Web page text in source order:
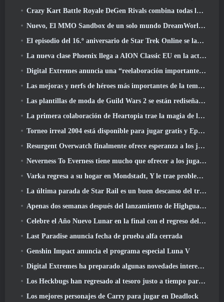
Crazy Kart Battle Royale DeGen Rivals combina todas las cosas que probablemente no sabías que querías combinadas
Nuevo, El MMO Sandbox de un solo mundo DreamWorld llegará al acceso anticipado de Steam
El episodio del 16.º aniversario de Star Trek Online se lanza como parte de la actualización "Corrupción"
La nueva clase Phoenix llega a AION Classic EU en la actualización 'Ignite'
Digital Extremes anuncia una “reelaboración importante” del sistema de progresión del jugador de Soulframe
Las mejoras y nerfs de héroes más importantes de la temporada 6.5
Las plantillas de moda de Guild Wars 2 se están rediseñando según los comentarios de los jugadores
La primera colaboración de Heartopia trae la magia de la amistad de My Little Pony
Torneo irreal 2004 está disponible para jugar gratis y Epic no demandará a nadie por ello
Resurgent Overwatch finalmente ofrece esperanza a los jugadores
Neverness To Everness tiene mucho que ofrecer a los jugadores, particularmente divertido
Varka regresa a su hogar en Mondstadt, Y le trae problemas en la actualización Luna V de Genshin Impact
La última parada de Star Rail es un buen descanso del trauma
Apenas dos semanas después del lanzamiento de Highguard, Wildlight Entertainment anuncia despidos
Celebre el Año Nuevo Lunar en la final con el regreso del 'Modo Bank It'
Last Paradise anuncia fecha de prueba alfa cerrada
Genshin Impact anuncia el programa especial Luna V
Digital Extremes ha preparado algunas novedades interesantes para celebrar el Año Nuevo Lunar en Warframe
Los Heckbugs han regresado al tesoro justo a tiempo para la temporada del amor
Los mejores personajes de Carry para jugar en Deadlock